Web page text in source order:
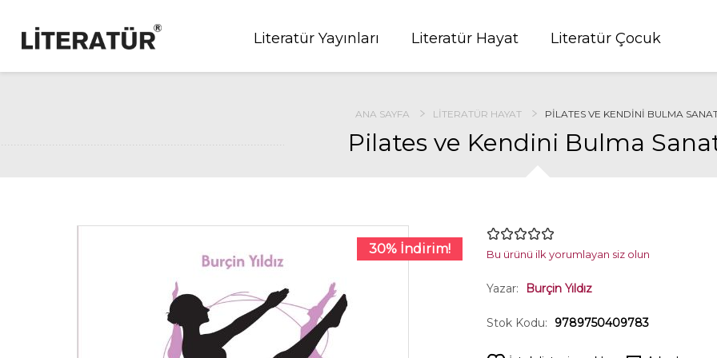
Literatür Yayınları Literatür Hayat Literatür Çocuk
ANA SAYFA LITERATÜR HAYAT PILATES VE KENDINI BULMA
Pilates ve Kendini Bulma
30% İndirim! Bu ürünü ilk yorumlayan siz olun
Yazar: Burçin Yıldız
Stok Kodu: 9789750409783